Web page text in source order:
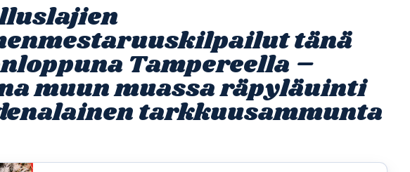
tänä
Tampereella –
muun muassa räpyläuinti
tarkkuusammunta